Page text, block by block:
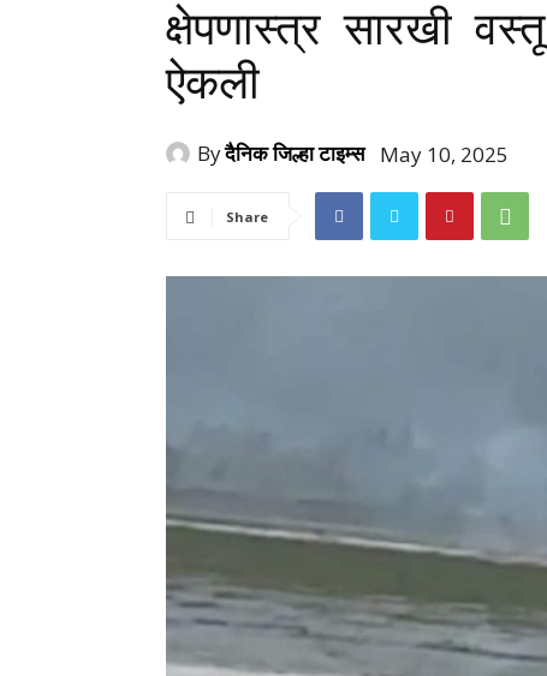
क्षेपणास्त्र सारखी
ऐकली
Byदैनिक जिल्हा टाइम्स May 10, 2025
Share